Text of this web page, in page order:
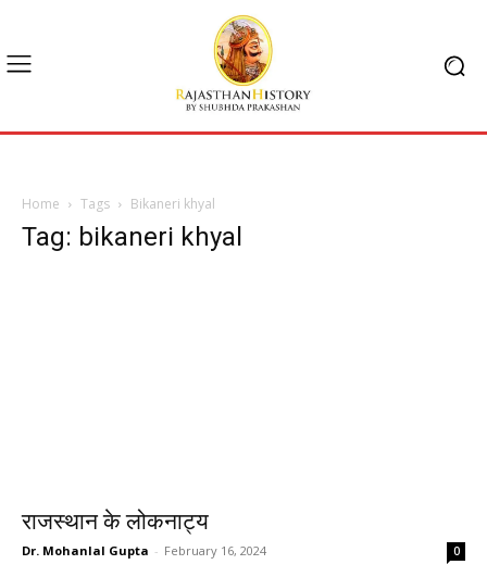
Home Tags Bikaneri khyal
Tag: bikaneri khyal
राजस्थान के लोकनाट्य
Dr. Mohanlal Gupta - February 16, 2024 0